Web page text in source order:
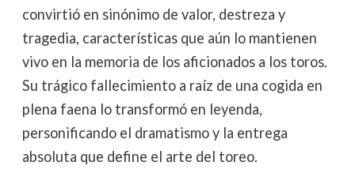
convirtió en sinónimo de valor, destreza y
tragedia, características que aún lo mantienen
vivo en la memoria de los aficionados a los toros.
Su trágico fallecimiento a raíz de una cogida en
plena faena lo transformó en leyenda,
personificando el dramatismo y la entrega
absoluta que define el arte del toreo.